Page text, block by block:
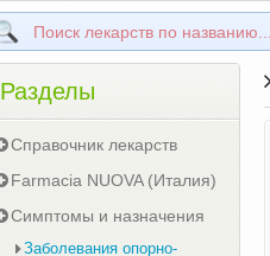
Разделы
Справочник лекарств
Farmacia NUOVA (Италия)
Симптомы и назначения
Заболевания опорно-